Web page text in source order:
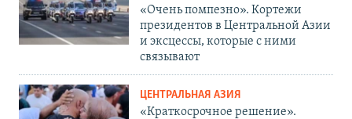
«Очень помпезно». Кортежи
президентов в Центральной Азии
и эксцессы, которые с ними
связывают
ЦЕНТРАЛЬНАЯ АЗИЯ
«Краткосрочное решение».